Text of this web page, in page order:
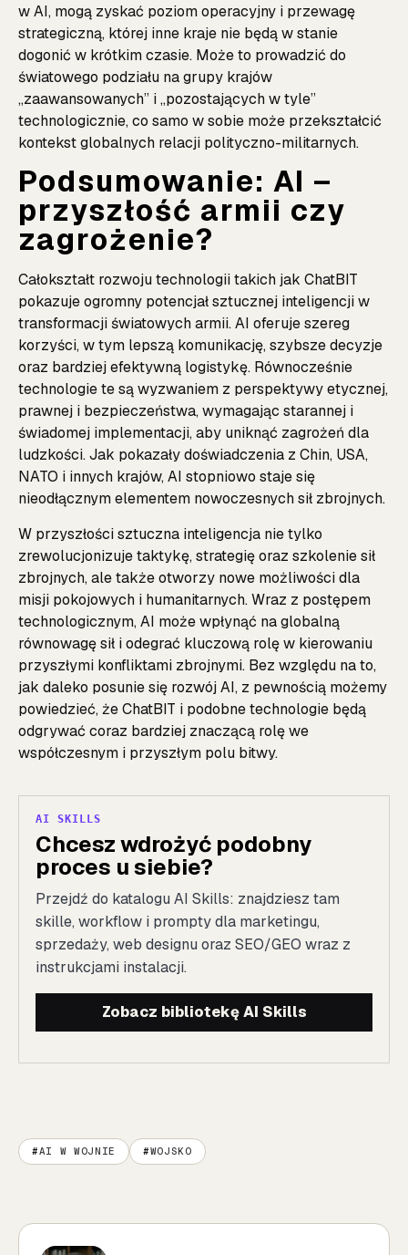
w AI, mogą zyskać poziom operacyjny i przewagę
strategiczną, której inne kraje nie będą w stanie
dogonić w krótkim czasie. Może to prowadzić do
światowego podziału na grupy krajów
„zaawansowanych” i „pozostających w tyle”
technologicznie, co samo w sobie może przekształcić
kontekst globalnych relacji polityczno-militarnych.
Podsumowanie: AI –
przyszłość armii czy
zagrożenie?
Całokształt rozwoju technologii takich jak ChatBIT
pokazuje ogromny potencjał sztucznej inteligencji w
transformacji światowych armii. AI oferuje szereg
korzyści, w tym lepszą komunikację, szybsze decyzje
oraz bardziej efektywną logistykę. Równocześnie
technologie te są wyzwaniem z perspektywy etycznej,
prawnej i bezpieczeństwa, wymagając starannej i
świadomej implementacji, aby uniknąć zagrożeń dla
ludzkości. Jak pokazały doświadczenia z Chin, USA,
NATO i innych krajów, AI stopniowo staje się
nieodłącznym elementem nowoczesnych sił zbrojnych.
W przyszłości sztuczna inteligencja nie tylko
zrewolucjonizuje taktykę, strategię oraz szkolenie sił
zbrojnych, ale także otworzy nowe możliwości dla
misji pokojowych i humanitarnych. Wraz z postępem
technologicznym, AI może wpłynąć na globalną
równowagę sił i odegrać kluczową rolę w kierowaniu
przyszłymi konfliktami zbrojnymi. Bez względu na to,
jak daleko posunie się rozwój AI, z pewnością możemy
powiedzieć, że ChatBIT i podobne technologie będą
odgrywać coraz bardziej znaczącą rolę we
współczesnym i przyszłym polu bitwy.
AI SKILLS
Chcesz wdrożyć podobny
proces u siebie?
Przejdź do katalogu AI Skills: znajdziesz tam
skille, workflow i prompty dla marketingu,
sprzedaży, web designu oraz SEO/GEO wraz z
instrukcjami instalacji.
Zobacz bibliotekę AI Skills
AI W WOJNIE WOJSKO